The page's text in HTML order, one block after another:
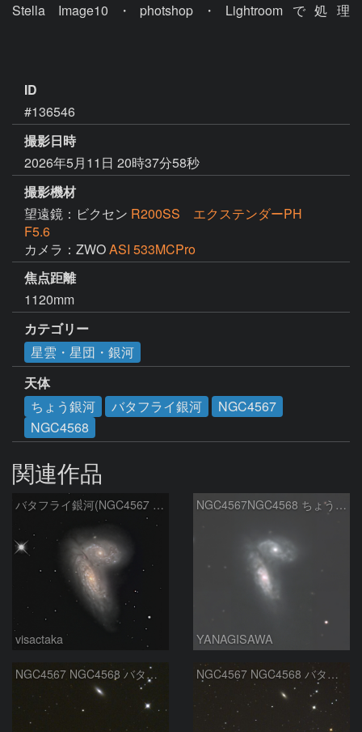
Stella Image10・photshop・Lightroomで処理
ID
#136546
撮影日時
2026年5月11日 20時37分58秒
撮影機材
望遠鏡：ビクセン R200SS エクステンダーPH
F5.6
カメラ：ZWOASI 533MCPro
焦点距離
1120mm
カテゴリー
星雲・星団・銀河
天体
ちょう銀河
バタフライ銀河
NGC4567
NGC4568
関連作品
バタフライ銀河(NGC4567 4568)
visactaka
NGC4567NGC4568 ちょう銀河
YANAGISAWA
NGC4567 NGC4568 バタフライ銀河 NGC4564 おとめ座 NGC4567 NGC4568 バタフライ銀河 おとめ座